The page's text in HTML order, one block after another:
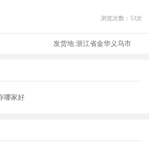
浏览次数： 53次
发货地:浙江省金华义乌市
哪家好